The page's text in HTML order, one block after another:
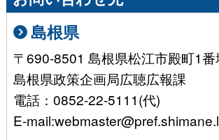
島根県
〒690-8501 島根県松江市殿町1番
島根県政策企画局広聴広報課
電話：0852-22-5111(代)
E-